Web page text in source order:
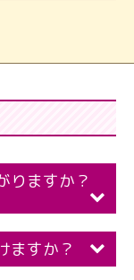
りますか？
ますか？